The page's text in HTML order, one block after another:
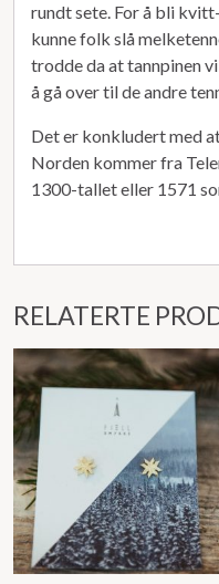
rundt sete. For å bli
kunne folk slå
trodde da at tannpinen
å gå over til de andre
Det er konkludert med
Norden kommer fra
1300-tallet eller 1571
RELATERTE